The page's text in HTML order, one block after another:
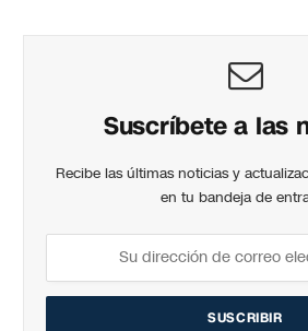
Suscríbete a las
Recibe las últimas noticias y
en tu bandeja de